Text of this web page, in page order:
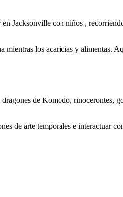
en Jacksonville con niños ,
los acaricias y alimentas.
de Komodo, rinocerontes,
de arte temporales e interactuar